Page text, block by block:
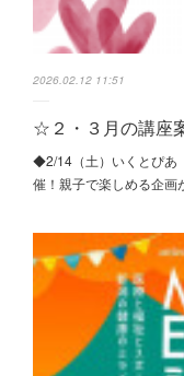
2026.02.12 11:51
☆２・３月の講座
◆2/14（土）いくとぴあ
催！親子で楽しめる企